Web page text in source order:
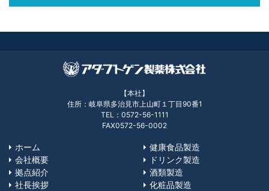
【本社】
住所：岐阜県多治見市上山町１丁目90番1
TEL：0572-56-1111
FAX0572-56-0002
ホーム
会社概要
拠点紹介
社長挨拶
健康食品製造
ドリンク製造
酒類製造
化粧品製造